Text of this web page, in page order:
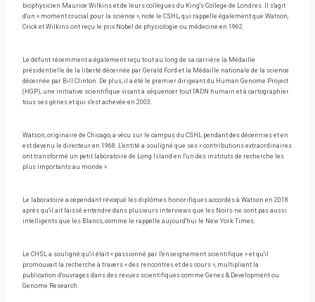
biophysicien Maurice Wilkins et de leurs collègues du King's College de Londres. Il s'agit
d'un « moment crucial pour la science », note le CSHL, qui rappelle également que Watson,
Crick et Wilkins ont reçu le prix Nobel de physiologie ou médecine en 1962.
Le défunt récemment a également reçu tout au long de sa carrière la Médaille
présidentielle de la liberté décernée par Gerald Ford et la Médaille nationale de la science
décernée par Bill Clinton. De plus, il a été le premier dirigeant du Human Genome Project
(HGP), une initiative scientifique visant à séquencer tout l'ADN humain et à cartographier
tous ses gènes et qui s'est achevée en 2003.
Watson, originaire de Chicago, a vécu sur le campus du CSHL pendant des décennies et en
est devenu le directeur en 1968. L'entité a souligné que ses « contributions extraordinaires
ont transformé un petit laboratoire de Long Island en l'un des instituts de recherche les
plus importants au monde ».
Le laboratoire a cependant révoqué les diplômes honorifiques accordés à Watson en 2018
après qu'il ait laissé entendre dans plusieurs interviews que les Noirs ne sont pas aussi
intelligents que les Blancs, comme le rappelle aujourd'hui le New York Times.
Le CHSL a souligné qu'il était « passionné par l'enseignement scientifique » et qu'il
promouvait la recherche à travers « des rencontres et des cours », multipliant la
publication d'ouvrages dans des revues scientifiques comme Genes & Development ou
Genome Research.